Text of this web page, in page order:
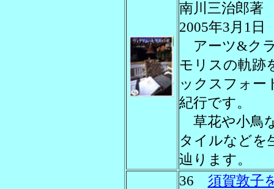
南川三治郎
2005年3月1日
アーツ&ク
モリスの軌跡
ックスフォー
紀行です。
草花や小鳥
タイルなどを
辿ります。
36 須賀敦子